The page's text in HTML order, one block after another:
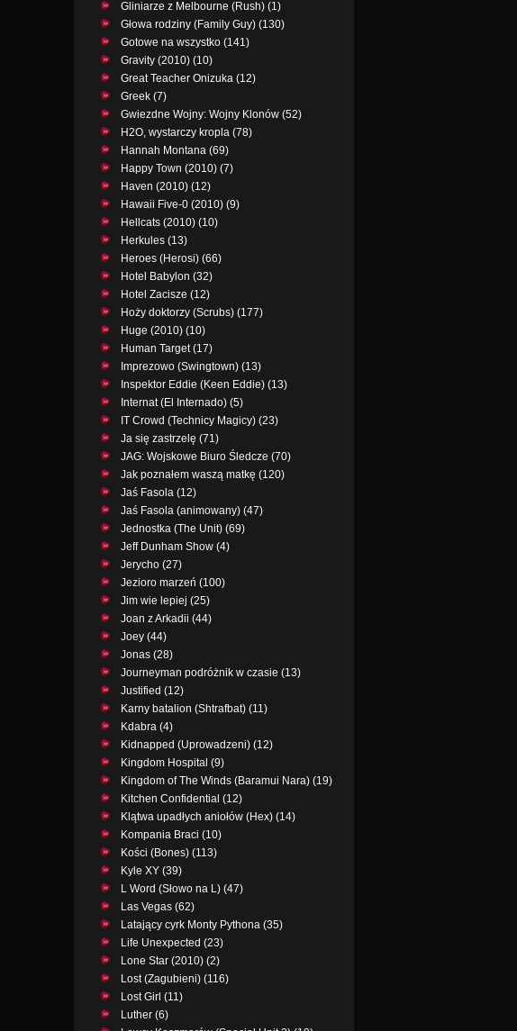
Gliniarze z Melbourne (Rush) (1)
Głowa rodziny (Family Guy) (130)
Gotowe na wszystko (141)
Gravity (2010) (10)
Great Teacher Onizuka (12)
Greek (7)
Gwiezdne Wojny: Wojny Klonów (52)
H2O, wystarczy kropla (78)
Hannah Montana (69)
Happy Town (2010) (7)
Haven (2010) (12)
Hawaii Five-0 (2010) (9)
Hellcats (2010) (10)
Herkules (13)
Heroes (Herosi) (66)
Hotel Babylon (32)
Hotel Zacisze (12)
Hoży doktorzy (Scrubs) (177)
Huge (2010) (10)
Human Target (17)
Imprezowo (Swingtown) (13)
Inspektor Eddie (Keen Eddie) (13)
Internat (El Internado) (5)
IT Crowd (Technicy Magicy) (23)
Ja się zastrzelę (71)
JAG: Wojskowe Biuro Śledcze (70)
Jak poznałem waszą matkę (120)
Jaś Fasola (12)
Jaś Fasola (animowany) (47)
Jednostka (The Unit) (69)
Jeff Dunham Show (4)
Jerycho (27)
Jezioro marzeń (100)
Jim wie lepiej (25)
Joan z Arkadii (44)
Joey (44)
Jonas (28)
Journeyman podróżnik w czasie (13)
Justified (12)
Karny batalion (Shtrafbat) (11)
Kdabra (4)
Kidnapped (Uprowadzeni) (12)
Kingdom Hospital (9)
Kingdom of The Winds (Baramui Nara) (19)
Kitchen Confidential (12)
Klątwa upadłych aniołów (Hex) (14)
Kompania Braci (10)
Kości (Bones) (113)
Kyle XY (39)
L Word (Słowo na L) (47)
Las Vegas (62)
Latający cyrk Monty Pythona (35)
Life Unexpected (23)
Lone Star (2010) (2)
Lost (Zagubieni) (116)
Lost Girl (11)
Luther (6)